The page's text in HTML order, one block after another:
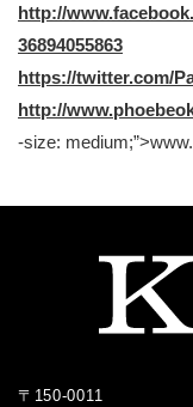
http://
36894055863
https://twitter.com/
http://
-size:
〒150-0011